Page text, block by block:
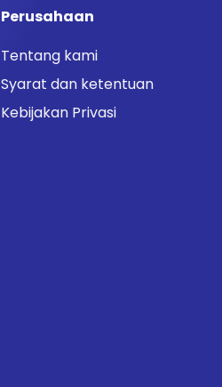
Perusahaan
Tentang kami
Syarat dan ketentuan
Kebijakan Privasi